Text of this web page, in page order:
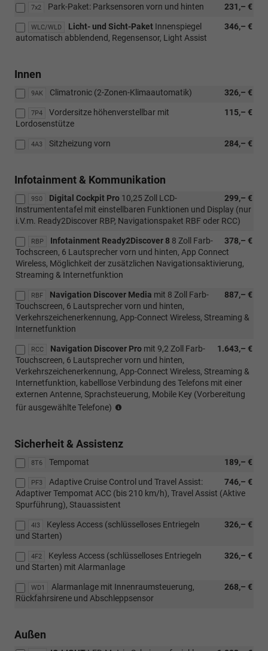
7x2 231,– €
Park-Paket: Parksensoren vorn und hinten
WLC/WLD 346,– €
Licht- und Sicht-Paket Innenspiegel
automatisch abblendend, Regensensor, Light Assist
Innen
9AK 326,– €
Climatronic (2-Zonen-Klimaautomatik)
7P4 115,– €
Vordersitze höhenverstellbar mit
Lordosenstütze
4A3 284,– €
Sitzheizung vorn
Infotainment & Kommunikation
9S0 299,– €
Digital Cockpit Pro 10,25 Zoll LCD-
Instrumententafel mit einstellbaren Funktionen und Display (nur
i.V.m. Ready2Discover RBP, Navigationspaket RBF oder RCC)
RBP 378,– €
Infotainment Ready2Discover 8 8 Zoll Farb-
Tochscreen, 6 Lautsprecher vorn und hinten, App Connect
Wireless, Möglichkeit der zusätzlichen Navigationsaktivierung,
Streaming & Internetfunktion
RBF 887,– €
Navigation Discover Media mit 8 Zoll Farb-
Touchscreen, 6 Lautsprecher vorn und hinten,
Verkehrszeichenerkennung, App-Connect Wireless, Streaming &
Internetfunktion
RCC 1.643,– €
Navigation Discover Pro mit 9,2 Zoll Farb-
Touchscreen, 6 Lautsprecher vorn und hinten,
Verkehrszeichenerkennung, App-Connect Wireless, Streaming &
Internetfunktion, kabelllose Verbindung des Telefons mit einer
externen Antenne, Sprachsteuerung, Mobile Key (Vorbereitung
für ausgewählte Telefone)
Sicherheit & Assistenz
8T6 189,– €
Tempomat
PF3 746,– €
Adaptive Cruise Control und Travel Assist:
Adaptiver Tempomat ACC (bis 210 km/h), Travel Assist (Aktive
Spurführung), Stauassistent
4I3 326,– €
Keyless Access (schlüsselloses Entriegeln
und Starten)
4F2 326,– €
Keyless Access (schlüsselloses Entriegeln
und Starten) mit Alarmanlage
WD1 268,– €
Alarmanlage mit Innenraumsteuerung,
Rückfahrsirene und Abschleppsensor
Außen